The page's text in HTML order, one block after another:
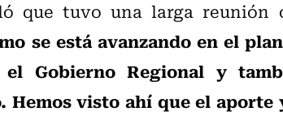
que tuvo una larga reunión
se está avanzando en el
Gobierno Regional y
Hemos visto ahí que el aporte